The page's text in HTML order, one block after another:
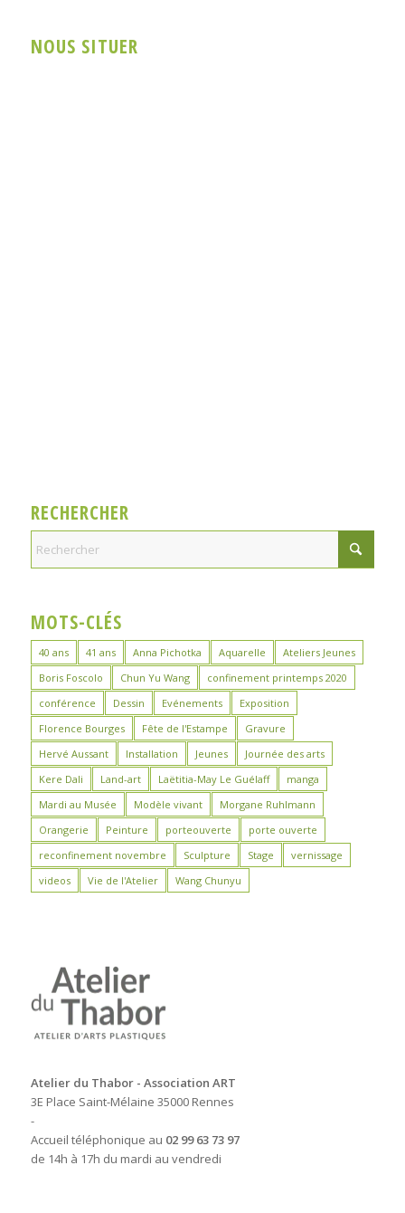
NOUS SITUER
RECHERCHER
MOTS-CLÉS
40 ans 41 ans Anna Pichotka Aquarelle
Ateliers Jeunes
Boris Foscolo
Chun Yu Wang
confinement printemps 2020
conférence
Dessin Evénements
Exposition
Florence Bourges
Fête de l'Estampe
Gravure
Hervé Aussant
Installation Jeunes
Journée des arts
Kere Dali
Land-art Laëtitia-May Le Guélaff
manga
Mardi au Musée
Modèle vivant
Morgane Ruhlmann
Orangerie
Peinture porteouverte
porte ouverte
reconfinement novembre
Sculpture Stage
vernissage
videos
Vie de l'Atelier Wang Chunyu
Atelier du Thabor - Association ART
3E Place Saint-Mélaine 35000 Rennes
-
Accueil téléphonique au 02 99 63 73 97
de 14h à 17h du mardi au vendredi